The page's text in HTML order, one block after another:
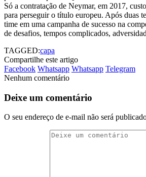
Só a contratação de Neymar, em 2017,
para perseguir o título europeu. Após duas
time em uma campanha de sucesso na
de desafios, tempos complicados,
TAGGED:capa
Compartilhe este artigo
Facebook Whatsapp Whatsapp Telegram
Nenhum comentário
Deixe um comentário
O seu endereço de e-mail não será